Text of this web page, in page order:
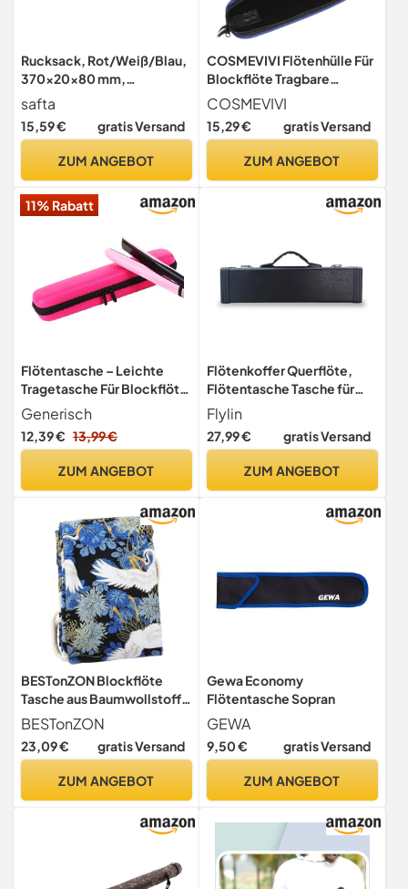
Rucksack, Rot/Weiß/Blau,
370x20x80 mm,
flötenhalter
safta
15,59 € gratis Versand
ZUM ANGEBOT
COSMEVIVI Flötenhülle Für
Blockflöte Tragbare
Flötentasche
Aufbewahrungstasche Für
Flöte 35.00 X 5.00 X 4.50
Kratzern Für Transport Und
COSMEVIVI
15,29 € gratis Versand
ZUM ANGEBOT
11% Rabatt
Flötentasche – Leichte
Tragetasche Für Blockflöte
Und Querflöte |
Waschbares Etui Mit
Reißverschluss Für
Vertikalflöten,
Generisch
12,39 € 13,99 €
ZUM ANGEBOT
Flötenkoffer Querflöte,
Flötentasche Tasche für
Querflöte Gigbag
Konzertflöte, Flöte Hard
Case Aufbewahrung von
Verriegelungsriegel für
Flylin
27,99 € gratis Versand
ZUM ANGEBOT
BESTonZON Blockflöte
Tasche aus Baumwollstoff
Tragbare Schutzhülle für
Flöten mit Einfachem
Design für Außeneinsatz
BESTonZON
23,09 € gratis Versand
ZUM ANGEBOT
Gewa Economy
Flötentasche Sopran
GEWA
9,50 € gratis Versand
ZUM ANGEBOT